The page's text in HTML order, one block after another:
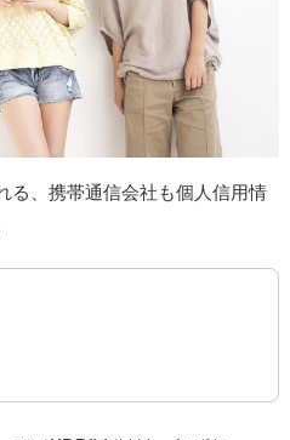
る、携帯通信会社も個人信用情